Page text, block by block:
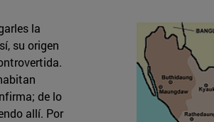
la
su origen
de lo
allí. Por